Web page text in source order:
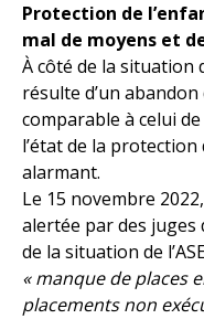
Protection de
mal de moyens et
À côté de la
résulte d’un
comparable à celui
l’état de la protection
alarmant.
Le 15 novembre
alertée par des juges
de la situation de
« manque de places
placements non